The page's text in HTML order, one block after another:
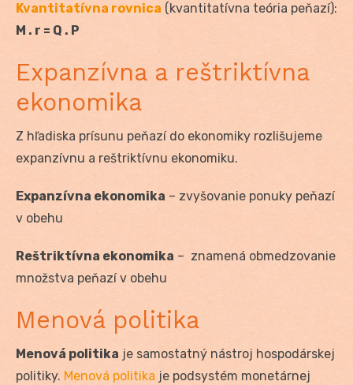
Kvantitatívna rovnica (kvantitatívna teória peňazí):
M . r = Q . P
Expanzívna a reštriktívna
ekonomika
Z hľadiska prísunu peňazí do ekonomiky rozlišujeme
expanzívnu a reštriktívnu ekonomiku.
Expanzívna ekonomika – zvyšovanie ponuky peňazí
v obehu
Reštriktívna ekonomika – znamená obmedzovanie
množstva peňazí v obehu
Menová politika
Menová politika je samostatný nástroj hospodárskej
politiky. Menová politika je podsystém monetárnej